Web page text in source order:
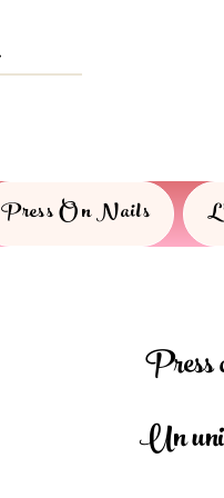
Press On Nails
Press
Un